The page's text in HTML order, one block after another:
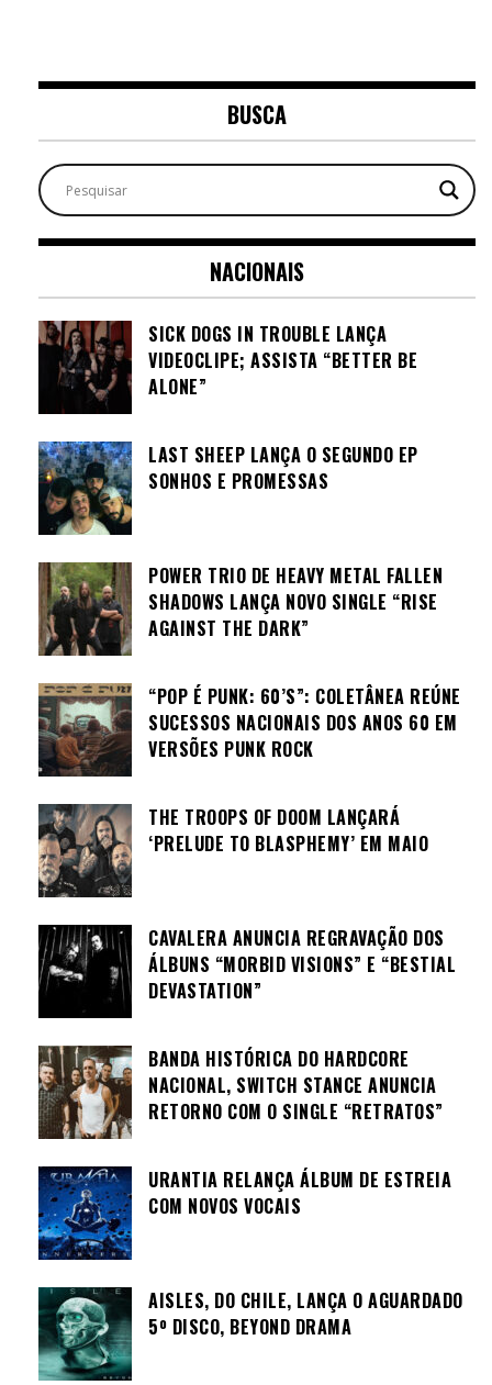
BUSCA
NACIONAIS
SICK DOGS IN TROUBLE LANÇA
VIDEOCLIPE; ASSISTA “BETTER BE
ALONE”
LAST SHEEP LANÇA O SEGUNDO EP
SONHOS E PROMESSAS
POWER TRIO DE HEAVY METAL FALLEN
SHADOWS LANÇA NOVO SINGLE “RISE
AGAINST THE DARK”
“POP É PUNK: 60’S”: COLETÂNEA REÚNE
SUCESSOS NACIONAIS DOS ANOS 60 EM
VERSÕES PUNK ROCK
THE TROOPS OF DOOM LANÇARÁ
‘PRELUDE TO BLASPHEMY’ EM MAIO
CAVALERA ANUNCIA REGRAVAÇÃO DOS
ÁLBUNS “MORBID VISIONS” E “BESTIAL
DEVASTATION”
BANDA HISTÓRICA DO HARDCORE
NACIONAL, SWITCH STANCE ANUNCIA
RETORNO COM O SINGLE “RETRATOS”
URANTIA RELANÇA ÁLBUM DE ESTREIA
COM NOVOS VOCAIS
AISLES, DO CHILE, LANÇA O AGUARDADO
5º DISCO, BEYOND DRAMA